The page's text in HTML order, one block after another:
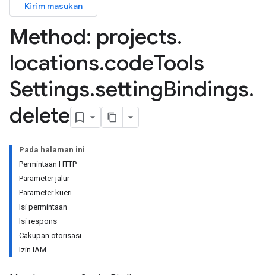
Kirim masukan
Method: projects.
locations.codeTools
Settings.settingBindings.
delete
Pada halaman ini
Permintaan HTTP
Parameter jalur
Parameter kueri
Isi permintaan
Isi respons
Cakupan otorisasi
Izin IAM